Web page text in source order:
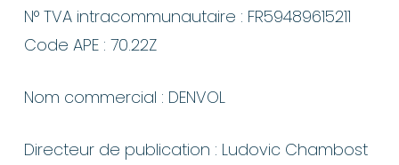
N° TVA intracommunautaire : FR59489615211
Code APE : 70.22Z
Nom commercial : DENVOL
Directeur de publication : Ludovic Chambost